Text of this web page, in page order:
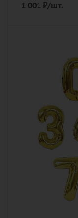
1 001 ₽/шт.
гелиевый